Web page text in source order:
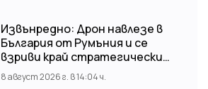
Извънредно: Дрон навлезе в
България от Румъния и се
взриви край стратегически
обект
8 август 2026 г. в 14:04 ч.